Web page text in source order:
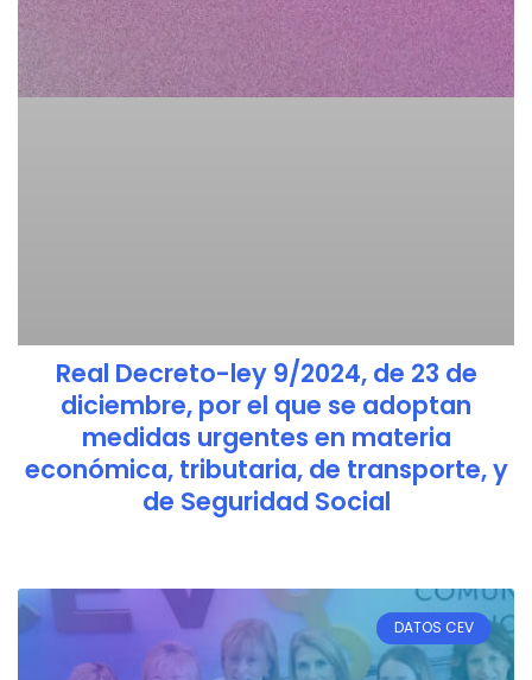
Real Decreto-ley 9/2024, de 23 de
diciembre, por el que se adoptan
medidas urgentes en materia
económica, tributaria, de transporte, y
de Seguridad Social
DATOS CEV